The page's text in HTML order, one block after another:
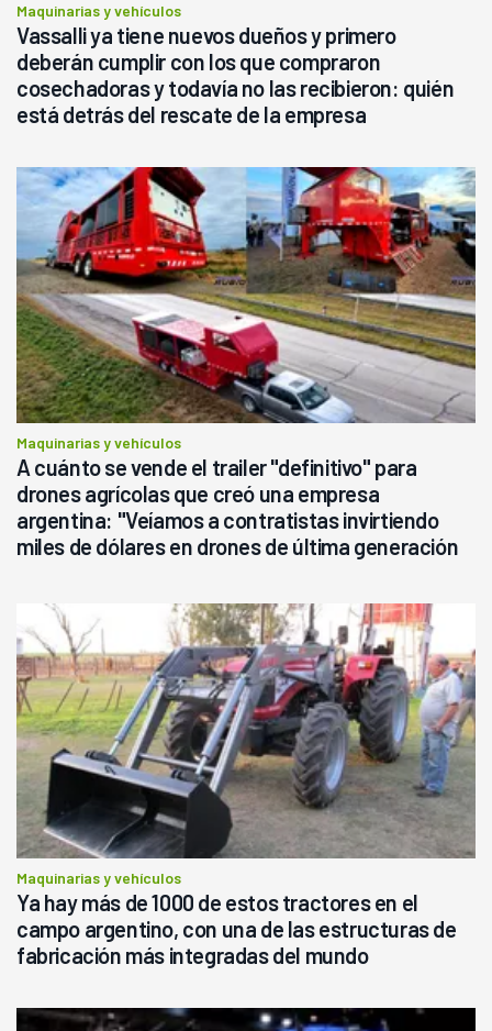
Maquinarias y vehículos
Vassalli ya tiene nuevos dueños y primero
deberán cumplir con los que compraron
cosechadoras y todavía no las recibieron: quién
está detrás del rescate de la empresa
Maquinarias y vehículos
A cuánto se vende el trailer "definitivo" para
drones agrícolas que creó una empresa
argentina: "Veíamos a contratistas invirtiendo
miles de dólares en drones de última generación
Maquinarias y vehículos
Ya hay más de 1000 de estos tractores en el
campo argentino, con una de las estructuras de
fabricación más integradas del mundo